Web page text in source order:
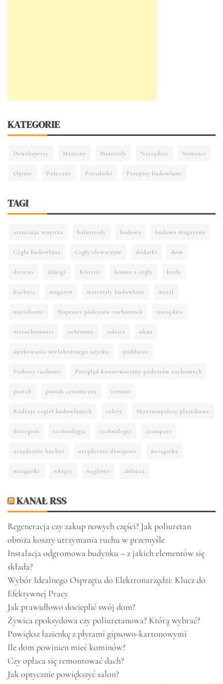
KATEGORIE
Deweloperzy Maszyny Materiały Narzędzia Nowości
Opinie Polecane Poradniki Przepisy budowlane
TAGI
aranżacja wnętrza balustrady budowa budowa magazynu
Cegła budowlana Cegły elewacyjne dodatki dom
drewno dźwigi Kisteny komin z cegły kotły
kuchnia magazyn materiały budowlane metal
mieszkanie Naprawa podestów ruchomych narzędzia
nieruchomości ochronna odzież okna
opakowania wielokrotnego użytku poddasze
Podesty ruchome Przegląd konserwacyjny podestów ruchomych
pustak pustak ceramiczny remont
Rodzaje cegieł budowlanych rolety Skrzyniopalety plastikowe
Strzegom technologia technologie transport
urządzanie kuchni urządzenia dźwigowe wciagarka
wciągniki wkręty węglowe zblocza
KANAŁ RSS
Regeneracja czy zakup nowych części? Jak poliuretan
obniża koszty utrzymania ruchu w przemyśle
Instalacja odgromowa budynku – z jakich elementów się
składa?
Wybór Idealnego Osprzętu do Elektronarzędzi: Klucz do
Efektywnej Pracy
Jak prawidłowo docieplić swój dom?
Żywica epoksydowa czy poliuretanowa? Którą wybrać?
Powiększ łazienkę z płytami gipsowo-kartonowymi
Ile dom powinien mieć kominów?
Czy opłaca się remontować dach?
Jak optycznie powiększyć salon?